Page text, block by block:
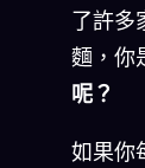
了許多
麵，你
呢？
如果你